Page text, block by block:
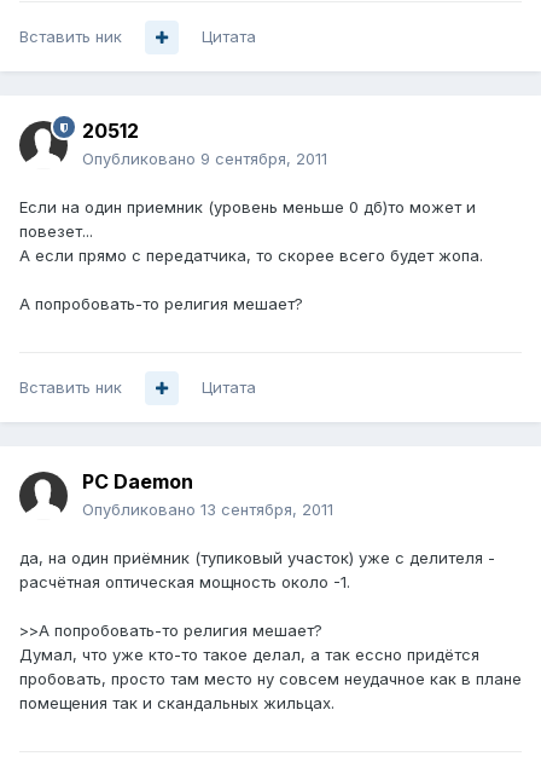
Вставить ник Цитата
20512
Опубликовано 9 сентября, 2011
Если на один приемник (уровень меньше 0 дб)то может и
повезет...
А если прямо с передатчика, то скорее всего будет жопа.
А попробовать-то религия мешает?
Вставить ник Цитата
PC Daemon
Опубликовано 13 сентября, 2011
да, на один приёмник (тупиковый участок) уже с делителя -
расчётная оптическая мощность около -1.
>>А попробовать-то религия мешает?
Думал, что уже кто-то такое делал, а так ессно придётся
пробовать, просто там место ну совсем неудачное как в плане
помещения так и скандальных жильцах.